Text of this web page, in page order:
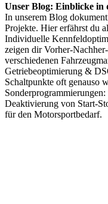
Unser Blog: Einblicke in
In unserem Blog
Projekte. Hier erfährst du
Individuelle
zeigen dir Vorher-
verschiedenen
Getriebeoptimierung &
Schaltpunkte oft genauso
Deaktivierung von Start-
für den Motorsportbedarf.